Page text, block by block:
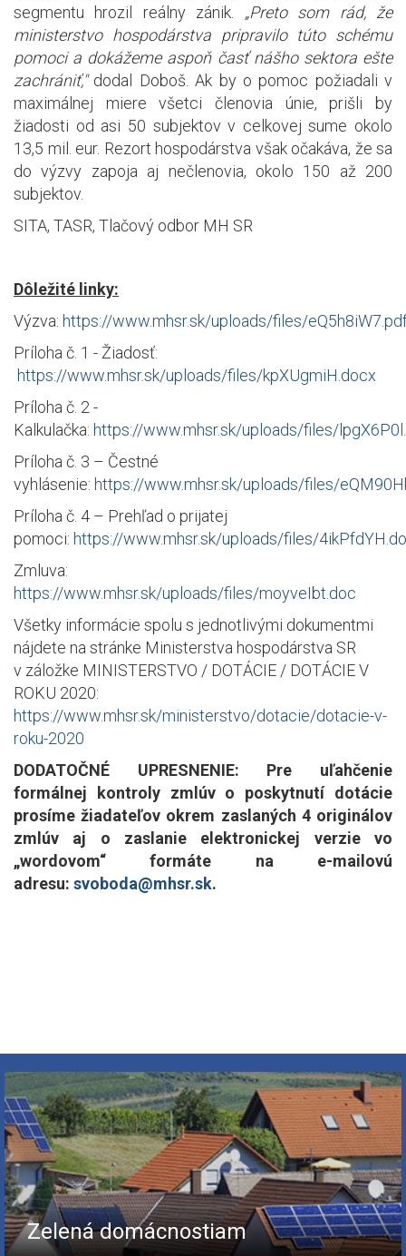
segmentu hrozil reálny zánik. „Preto som rád, že
ministerstvo hospodárstva pripravilo túto schému
pomoci a dokážeme aspoň časť nášho sektora ešte
zachrániť," dodal Doboš. Ak by o pomoc požiadali v
maximálnej miere všetci členovia únie, prišli by
žiadosti od asi 50 subjektov v celkovej sume okolo
13,5 mil. eur. Rezort hospodárstva však očakáva, že sa
do výzvy zapoja aj nečlenovia, okolo 150 až 200
subjektov.
SITA, TASR, Tlačový odbor MH SR
Dôležité linky:
Výzva: https://www.mhsr.sk/uploads/files/
Príloha č. 1 - Žiadosť:
https://www.mhsr.sk/uploads/files/kpXUgmiH.docx
Príloha č. 2 -
Kalkulačka: https://www.mhsr.sk/uploads/files/
Príloha č. 3 – Čestné
vyhlásenie: https://www.mhsr.sk/uploads/files/
Príloha č. 4 – Prehľad o prijatej
pomoci: https://www.mhsr.sk/uploads/files/
Zmluva:
https://www.mhsr.sk/uploads/files/moyveIbt.doc
Všetky informácie spolu s jednotlivými dokumentmi
nájdete na stránke Ministerstva hospodárstva SR
v záložke MINISTERSTVO / DOTÁCIE / DOTÁCIE V
ROKU 2020:
https://www.mhsr.sk/ministerstvo/dotacie/dotacie-v-
roku-2020
DODATOČNÉ UPRESNENIE: Pre uľahčenie
formálnej kontroly zmlúv o poskytnutí dotácie
prosíme žiadateľov okrem zaslaných 4 originálov
zmlúv aj o zaslanie elektronickej verzie vo
„wordovom“ formáte na e-mailovú
adresu: svoboda@mhsr.sk.
Zelená domácnostiam